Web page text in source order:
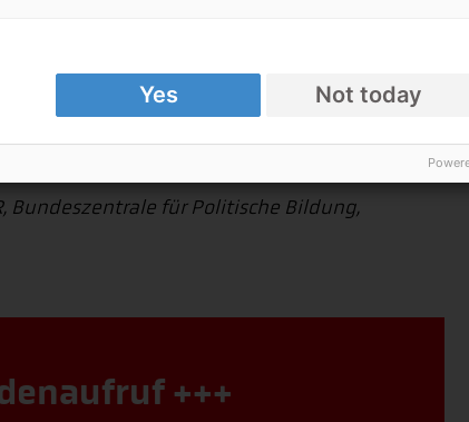
Krankenhäuser gibt es nur in
wie Durchfall- oder Lungenkrankheiten sind
als eine Million Aidswaisen.
Bundeszentrale für Politische Bildung,
+++
Yes Not today